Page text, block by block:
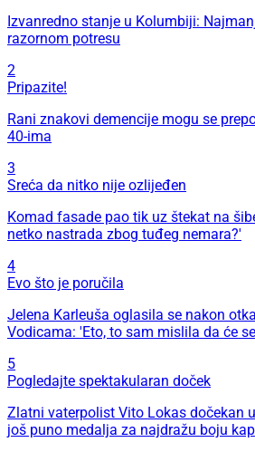
Izvanredno stanje u Kolumbiji:
razornom potresu
2
Pripazite!
Rani znakovi demencije mogu se
40-ima
3
Sreća da nitko nije ozlijeđen
Komad fasade pao tik uz štekat na
netko nastrada zbog tuđeg nemara?'
4
Evo što je poručila
Jelena Karleuša oglasila se nakon
Vodicama: 'Eto, to sam mislila da će
5
Pogledajte spektakularan doček
Zlatni vaterpolist Vito Lokas dočekan
još puno medalja za najdražu boju